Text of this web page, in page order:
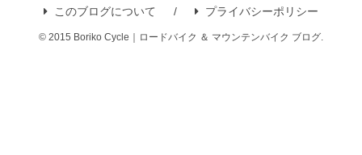
このブログについて
プライバシーポリシー
© 2015 Boriko Cycle｜ロードバイク ＆ マウンテンバイク ブログ.